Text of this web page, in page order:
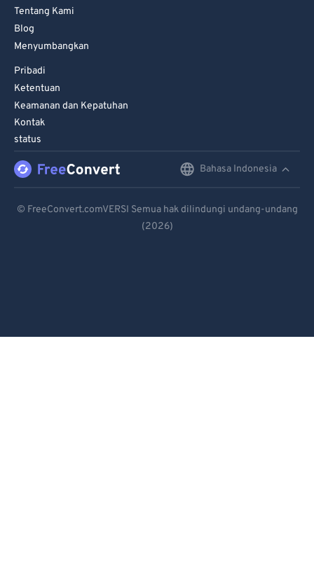
Tentang Kami
Blog
Menyumbangkan
Pribadi
Ketentuan
Keamanan dan Kepatuhan
Kontak
status
Bahasa Indonesia
Español
© FreeConvert.comVERSI Semua hak dilindungi undang-undang
(2026)